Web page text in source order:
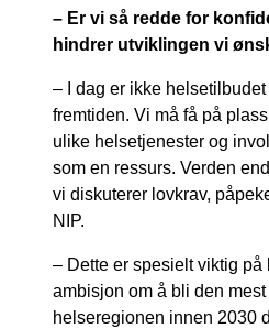
– Er vi så redde for
hindrer utviklingen vi
– I dag er ikke
fremtiden. Vi må få på
ulike helsetjenester og
som en ressurs. Verden
vi diskuterer lovkrav,
NIP.
– Dette er spesielt viktig
ambisjon om å bli den
helseregionen innen 2030